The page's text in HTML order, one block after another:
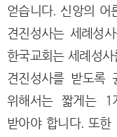
얻습니다. 신앙의 어
견진성사는 세례성
한국교회는 세례성
견진성사를 받도록
위해서는 짧게는
받아야 합니다. 또